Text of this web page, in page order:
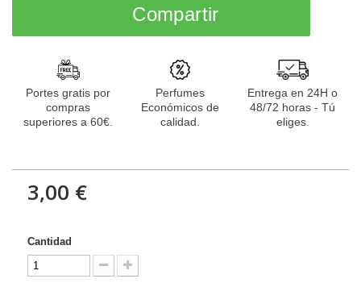
Compartir
Portes gratis por
compras
superiores a 60€.
Perfumes
Económicos de
calidad.
Entrega en 24H o
48/72 horas - Tú
eliges.
3,00 €
Cantidad